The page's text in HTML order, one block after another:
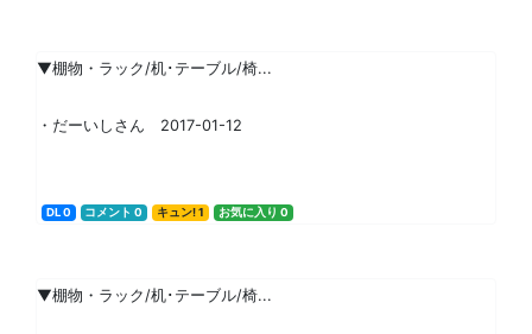
▼棚物・ラック/机･テーブル/椅...
・だーいしさん 2017-01-12
DL 0 コメント 0 キュン! 1 お気に入り 0
▼棚物・ラック/机･テーブル/椅...